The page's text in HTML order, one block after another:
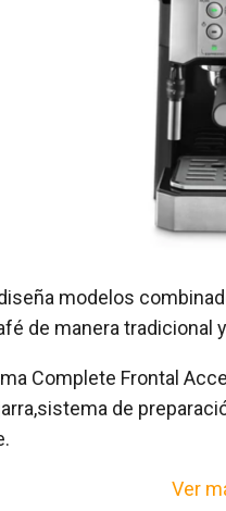
modelos
de manera tradicional
Complete Frontal
de
Ver